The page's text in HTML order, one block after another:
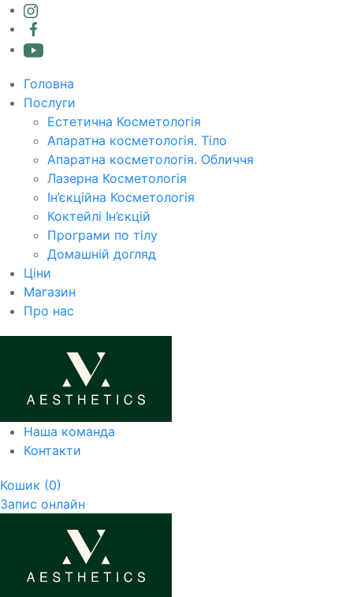
Головна
Послуги
Естетична Косметологія
Апаратна косметологія. Тіло
Апаратна косметологія. Обличчя
Лазерна Косметологія
Ін’єкційна Косметологія
Коктейлі Ін’єкцій
Програми по тілу
Домашній догляд
Ціни
Магазин
Про нас
Наша команда
Контакти
Кошик (0)
Запис онлайн